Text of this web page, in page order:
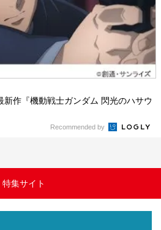
新作『機動戦士ガンダム 閃光のハサウ
Recommended by
特集サイト